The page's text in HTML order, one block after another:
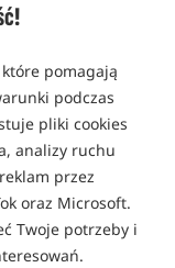
pomagają
podczas
pliki cookies
analizy ruchu
przez
oraz Microsoft.
Twoje potrzeby i